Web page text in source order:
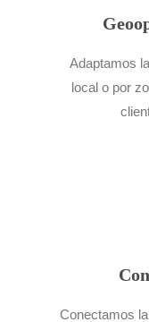
Adaptamos
local o por
Conectamos